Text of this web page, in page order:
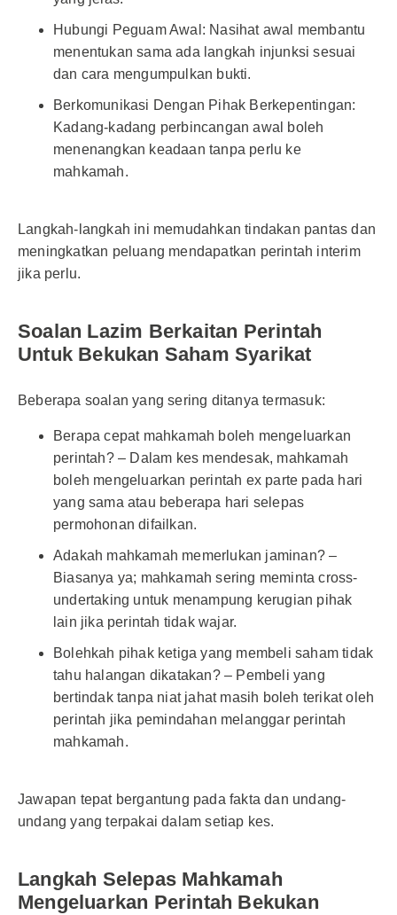
Hubungi Peguam Awal: Nasihat awal membantu
menentukan sama ada langkah injunksi sesuai
dan cara mengumpulkan bukti.
Berkomunikasi Dengan Pihak Berkepentingan:
Kadang-kadang perbincangan awal boleh
menenangkan keadaan tanpa perlu ke
mahkamah.
Langkah-langkah ini memudahkan tindakan pantas dan
meningkatkan peluang mendapatkan perintah interim
jika perlu.
Soalan Lazim Berkaitan Perintah
Untuk Bekukan Saham Syarikat
Beberapa soalan yang sering ditanya termasuk:
Berapa cepat mahkamah boleh mengeluarkan
perintah? – Dalam kes mendesak, mahkamah
boleh mengeluarkan perintah ex parte pada hari
yang sama atau beberapa hari selepas
permohonan difailkan.
Adakah mahkamah memerlukan jaminan? –
Biasanya ya; mahkamah sering meminta cross-
undertaking untuk menampung kerugian pihak
lain jika perintah tidak wajar.
Bolehkah pihak ketiga yang membeli saham tidak
tahu halangan dikatakan? – Pembeli yang
bertindak tanpa niat jahat masih boleh terikat oleh
perintah jika pemindahan melanggar perintah
mahkamah.
Jawapan tepat bergantung pada fakta dan undang-
undang yang terpakai dalam setiap kes.
Langkah Selepas Mahkamah
Mengeluarkan Perintah Bekukan